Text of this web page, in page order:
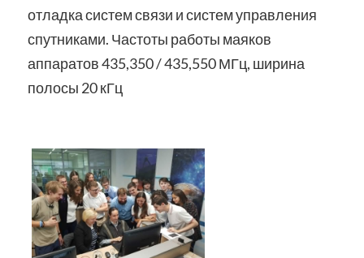
отладка систем связи и систем управления
спутниками. Частоты работы маяков
аппаратов 435,350 / 435,550 МГц, ширина
полосы 20 кГц